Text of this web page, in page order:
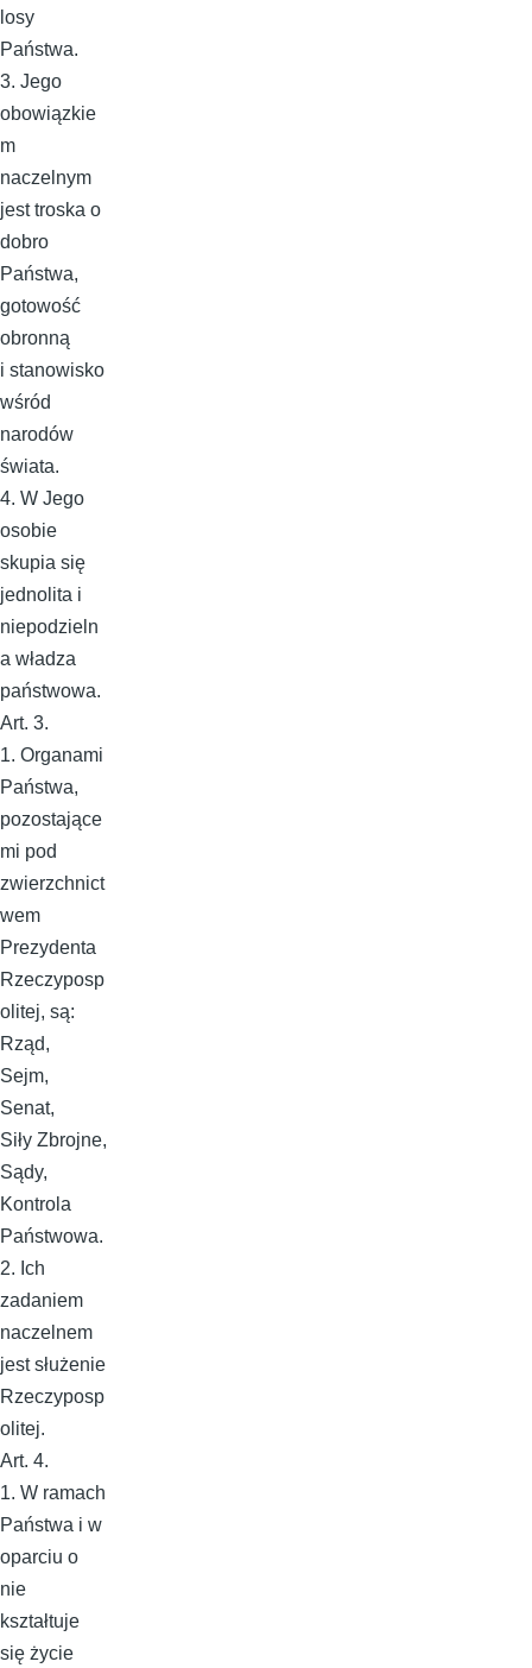
losy
Państwa.
3. Jego
obowiązkie
m
naczelnym
jest troska o
dobro
Państwa,
gotowość
obronną
i stanowisko
wśród
narodów
świata.
4. W Jego
osobie
skupia się
jednolita i
niepodzieln
a władza
państwowa.
Art. 3.
1. Organami
Państwa,
pozostające
mi pod
zwierzchnict
wem
Prezydenta
Rzeczyposp
olitej, są:
Rząd,
Sejm,
Senat,
Siły Zbrojne,
Sądy,
Kontrola
Państwowa.
2. Ich
zadaniem
naczelnem
jest służenie
Rzeczyposp
olitej.
Art. 4.
1. W ramach
Państwa i w
oparciu o
nie
kształtuje
się życie